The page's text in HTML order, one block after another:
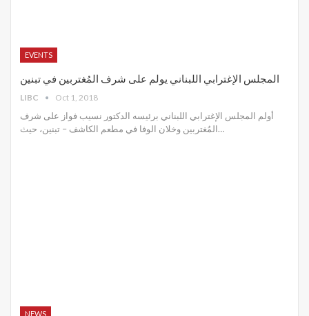
EVENTS
المجلس الإغترابي اللبناني يولم على شرف المُغتربين في تبنين
LIBC Oct 1, 2018
أولم المجلس الإغترابي اللبناني برئيسه الدكتور نسيب فواز على شرف
المُغتربين وخلان الوفا في مطعم الكاشف – تبنين، حيث…
NEWS